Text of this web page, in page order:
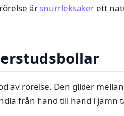
är snurrleksaker ett
av rörelse. Den glider
från hand till hand i jämn